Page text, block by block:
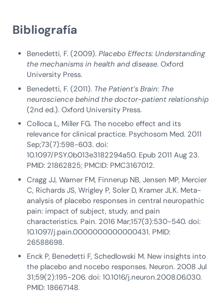
Bibliografía
Benedetti, F. (2009).Placebo Effects: Understanding
the mechanisms in health and disease. Oxford
University Press.
Benedetti, F. (2011). The Patient’s Brain: The
neuroscience behind the doctor-patient relationship
(2nd ed.). Oxford University Press.
Colloca L, Miller FG. The nocebo effect and its
relevance for clinical practice. Psychosom Med. 2011
Sep;73(7):598-603. doi:
10.1097/PSY.0b013e3182294a50. Epub 2011 Aug 23.
PMID: 21862825; PMCID: PMC3167012.
Cragg JJ, Warner FM, Finnerup NB, Jensen MP, Mercier
C, Richards JS, Wrigley P, Soler D, Kramer JLK. Meta-
analysis of placebo responses in central neuropathic
pain: impact of subject, study, and pain
characteristics. Pain. 2016 Mar;157(3):530-540. doi:
10.1097/j.pain.0000000000000431. PMID:
26588698.
Enck P, Benedetti F, Schedlowski M. New insights into
the placebo and nocebo responses. Neuron. 2008 Jul
31;59(2):195-206. doi: 10.1016/j.neuron.2008.06.030.
PMID: 18667148.